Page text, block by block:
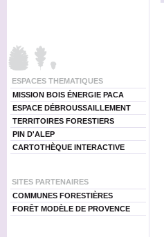
ESPACES THEMATIQUES
MISSION BOIS ÉNERGIE PACA
ESPACE DÉBROUSSAILLEMENT
TERRITOIRES FORESTIERS
PIN D'ALEP
CARTOTHÈQUE INTERACTIVE
SITES PARTENAIRES
COMMUNES FORESTIÈRES
FORÊT MODÈLE DE PROVENCE